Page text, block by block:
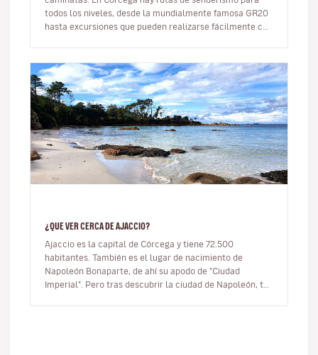
todos los niveles, desde la mundialmente famosa GR20
hasta excursiones que pueden realizarse fácilmente con
¿QUE VER CERCA DE AJACCIO?
Ajaccio es la capital de Córcega y tiene 72.500
habitantes. También es el lugar de nacimiento de
Napoleón Bonaparte, de ahí su apodo de "Ciudad
Imperial". Pero tras descubrir la ciudad de Napoleón, te